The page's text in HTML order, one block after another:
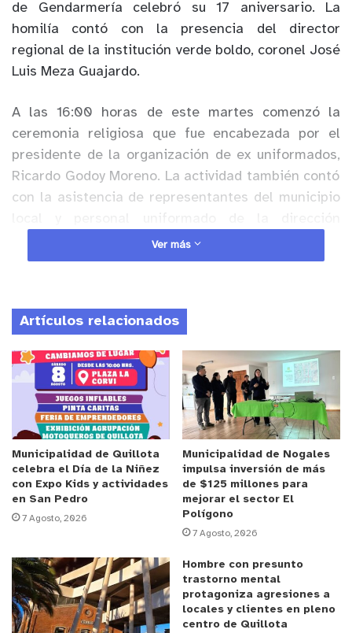
de Gendarmería celebró su 17 aniversario. La
homilía contó con la presencia del director
regional de la institución verde boldo, coronel José
Luis Meza Guajardo.
A las 16:00 horas de este martes comenzó la
ceremonia religiosa que fue encabezada por el
presidente de la organización de ex uniformados,
Ricardo Godoy Moreno. La actividad también contó
con la asistencia de representantes del municipio
regional de Gendarmería.
El Círculo cuenta con poco más de 30 integrantes,
quienes se reúnen semanalmente y durante todo el
año realizan una serie de actividades quebuscan
mantener los vínculos entre quienes alguna vez
compartieran labores al interior de una unidad
penal.
El ex coronel Godoy, quien iniciara su carrera
penitenciaria en Santiago, destacó que “la parte
fundamental de la misión es fortalecer las
amistades, enriquecer la unión. La mayor parte de
los temas cuando estamos hablando entre nos es
los recuerdos de las acciones que hemos tenido
cada uno, ya que en este grupo humano existen
oficiales, suboficiales y profesionalesEn el caso
mío, como coronel en retiro, también tengo mis
Ver más
Artículos relacionados
Municipalidad de Quillota
celebra el Día de la Niñez
con Expo Kids y actividades
en San Pedro
7 Agosto, 2026
Municipalidad de Nogales
impulsa inversión de más
de $125 millones para
mejorar el sector El
Polígono
7 Agosto, 2026
Hombre con presunto
trastorno mental
protagoniza agresiones a
locales y clientes en pleno
centro de Quillota